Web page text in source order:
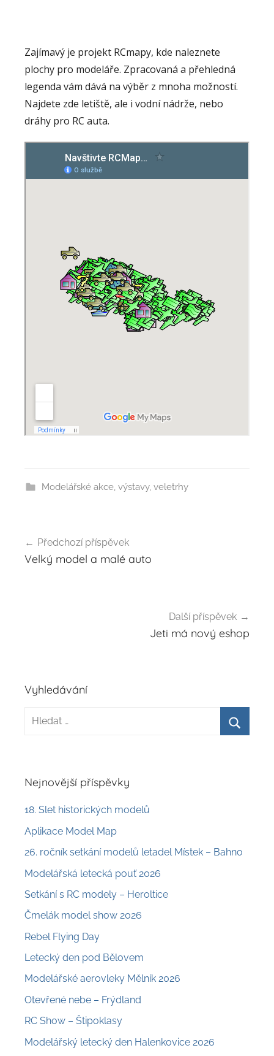
Zajímavý je projekt RCmapy, kde naleznete
plochy pro modeláře. Zpracovaná a přehledná
legenda vám dává na výběr z mnoha možností.
Najdete zde letiště, ale i vodní nádrže, nebo
dráhy pro RC auta.
Modelářské akce, výstavy, veletrhy
pro
Předchozí příspěvek
Velký model a malé auto
Další příspěvek
Jeti má nový eshop
Vyhledávání
Hledat:
Nejnovější příspěvky
18. Slet historických modelů
Aplikace Model Map
26. ročník setkání modelů letadel Místek – Bahno
Modelářská letecká pouť 2026
Setkání s RC modely – Heroltice
Čmelák model show 2026
Rebel Flying Day
Letecký den pod Bělovem
Modelářské aerovleky Mělník 2026
Otevřené nebe – Frýdland
RC Show – Štipoklasy
Modelářský letecký den Halenkovice 2026